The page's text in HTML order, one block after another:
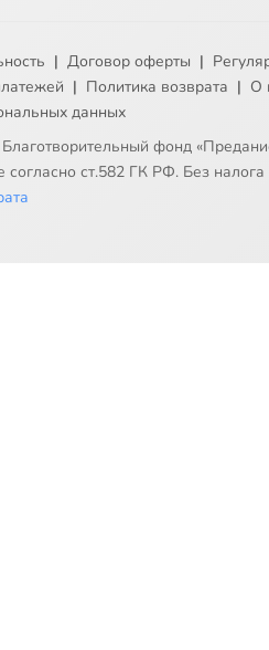
| Договор оферты |
| Политика возврата | О
данных
фонд
согласно ст.582 ГК РФ. Без